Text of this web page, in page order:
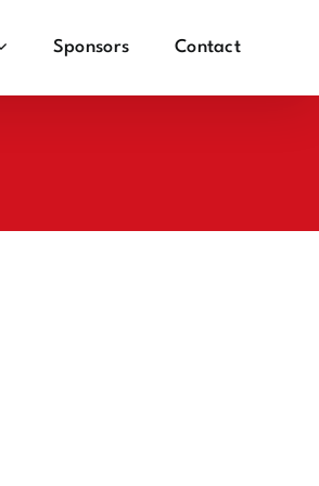
Sponsors Contact